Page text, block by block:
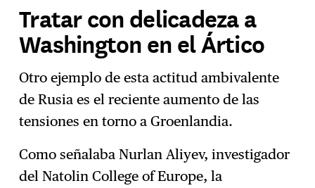
Tratar con delicadeza a
Washington en el Ártico
Otro ejemplo de esta actitud ambivalente
de Rusia es el reciente aumento de las
tensiones en torno a Groenlandia.
Como señalaba Nurlan Aliyev, investigador
del Natolin College of Europe, la